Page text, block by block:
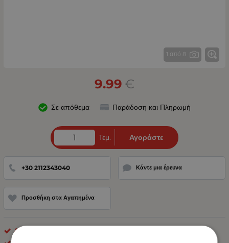
1 από 8
9.99 €
Σε απόθεμα Παράδοση και Πληρωμή
Τεμ. Αγοράστε
+30 2112343040 Κάντε μια έρευνα
Προσθήκη στα Αγαπημένα
Διάφορα Προϊόντα